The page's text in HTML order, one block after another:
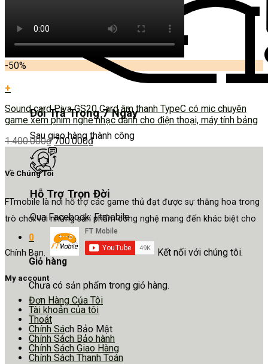
Đổi Trả Trong 7 Ngày
Sau giao hàng thành công
Hỗ Trợ Trọn Đời
Qua Facebook: Ftmobile
0
Giỏ hàng
Chưa có sản phẩm trong giỏ hàng.
-50%
+
Sound card Piva GS20 Card âm thanh TypeC có mic chuyên
game xem phim nghe nhạc dành cho điện thoại, máy tính bảng
1.400.000₫ 700.000₫
Về Chúng Tôi
FTmobile là nơi hỗ trợ các game thủ đạt được sự thăng hoa trong
trò chơi với những sản phẩm công nghệ mang đến khác biệt cho
Chính Bạn. Kết nối với chúng tôi.
My account
Đơn Hàng Của Tôi
Tài khoản của tôi
Thoát
Chính Sách Bảo Mật
Chính Sách Bảo hành
Chính Sách Giao Hàng
Chính Sách Thanh Toán